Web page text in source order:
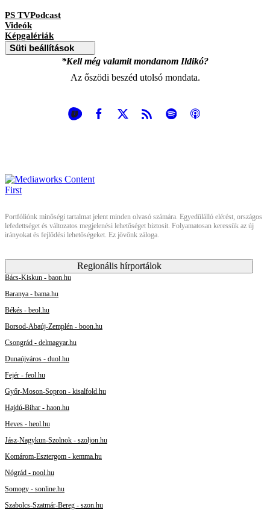
PS TVPodcast
Videók
Képgalériák
Süti beállítások
*Kell még valamit mondanom Ildikó?
Az őszödi beszéd utolsó mondata.
Portfóliónk minőségi tartalmat jelent minden olvasó számára. Egyedülálló elérést, országos
lefedettséget és változatos megjelenési lehetőséget biztosít. Folyamatosan keressük az új
irányokat és fejlődési lehetőségeket. Ez jövőnk záloga.
Regionális hírportálok
Bács-Kiskun - baon.hu
Baranya - bama.hu
Békés - beol.hu
Borsod-Abaúj-Zemplén - boon.hu
Csongrád - delmagyar.hu
Dunaújváros - duol.hu
Fejér - feol.hu
Győr-Moson-Sopron - kisalfold.hu
Hajdú-Bihar - haon.hu
Heves - heol.hu
Jász-Nagykun-Szolnok - szoljon.hu
Komárom-Esztergom - kemma.hu
Nógrád - nool.hu
Somogy - sonline.hu
Szabolcs-Szatmár-Bereg - szon.hu